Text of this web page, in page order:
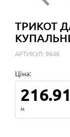
ТРИКОТ
АРТИКУЛ: 9646
Ціна:
216.91
м